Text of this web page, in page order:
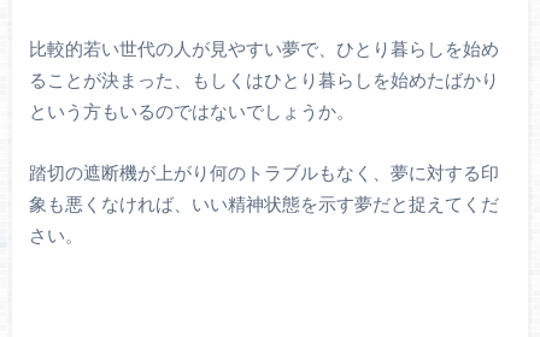
比較的若い世代の人が見やすい夢で、ひとり暮らしを始め
ることが決まった、もしくはひとり暮らしを始めたばかり
という方もいるのではないでしょうか。
踏切の遮断機が上がり何のトラブルもなく、夢に対する印
象も悪くなければ、いい精神状態を示す夢だと捉えてくだ
さい。